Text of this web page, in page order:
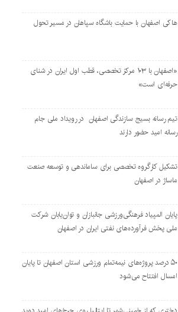
هاکی اصفهان با حمایت باشگاه سپاهان در مسیر تحول
«اصفهان با ۱۰۳ مرکز تخصصی، قطب اول ایران در شنای
حرفه‌ای است»
تیم رسانه بسیج سازندگی اصفهان در رویداد ملی جام
رسانه امید حضور دارند
تشکیل کارگروه تخصصی برای ساماندهی و توسعه صنعت
ماساژ در اصفهان
پایان المپیاد فرهنگی‌ورزشی جانبازان و توان‌یابان شرکت
ملی پخش فرآورده‌های نفتی ایران در اصفهان
۵۰ درصد پروژه‌های نیمه‌تمام ورزشی استان اصفهان تا پایان
امسال افتتاح می‌شود